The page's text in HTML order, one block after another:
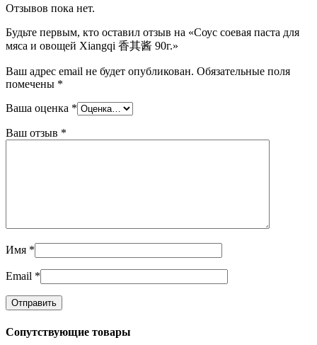
Отзывов пока нет.
Будьте первым, кто оставил отзыв на «Соус соевая паста для
мяса и овощей Xiangqi 香其酱 90г.»
Ваш адрес email не будет опубликован. Обязательные поля
помечены *
Ваша оценка *
Ваш отзыв *
Имя *
Email *
Сопутствующие товары